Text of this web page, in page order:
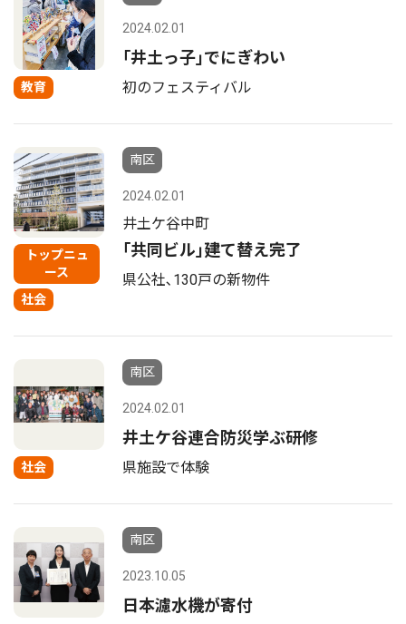
教育
2024.02.01
｢井土っ子｣でにぎわい
初のフェスティバル
トップニュ
ース
社会
南区
2024.02.01
井土ケ谷中町
｢共同ビル｣建て替え完了
県公社､130戸の新物件
社会
南区
2024.02.01
井土ケ谷連合防災学ぶ研修
県施設で体験
南区
2023.10.05
日本濾水機が寄付